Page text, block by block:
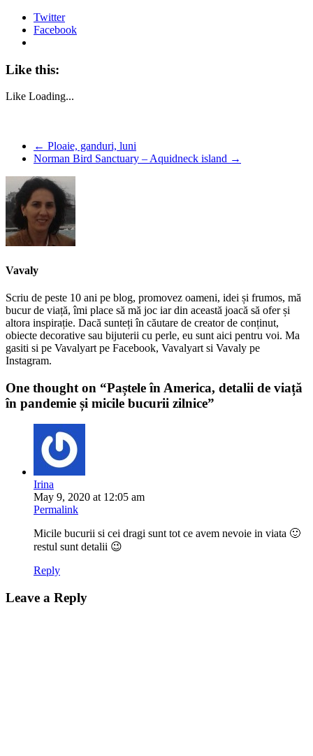
Twitter
Facebook
Like this:
Like Loading...
← Ploaie, ganduri, luni
Norman Bird Sanctuary – Aquidneck island →
Vavaly
Scriu de peste 10 ani pe blog, promovez oameni, idei și frumos, mă
bucur de viață, îmi place să mă joc iar din această joacă să ofer și
altora inspirație. Dacă sunteți în căutare de creator de conținut,
obiecte decorative sau bijuterii cu perle, eu sunt aici pentru voi. Ma
gasiti si pe Vavalyart pe Facebook, Vavalyart si Vavaly pe
Instagram.
One thought on “Paștele în America, detalii de viață
în pandemie și micile bucurii zilnice”
Irina
May 9, 2020 at 12:05 am
Permalink
Micile bucurii si cei dragi sunt tot ce avem nevoie in viata 🙂
restul sunt detalii 😉
Reply
Leave a Reply